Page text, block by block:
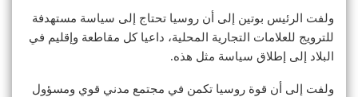
ولفت الرئيس بوتين إلى أن روسيا تحتاج إلى سياسة مستهدفة
للترويج للعلامات التجارية المحلية، داعيا كل مقاطعة وإقليم في
البلاد إلى إطلاق سياسة مثل هذه.
ولفت إلى أن قوة روسيا تكمن في مجتمع مدني قوي ومسؤول